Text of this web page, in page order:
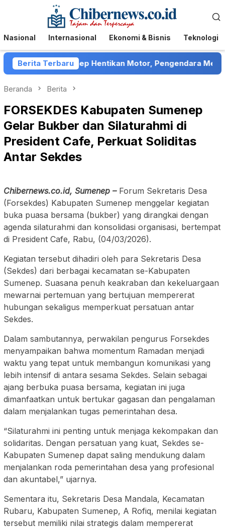
Menu
Mobile
Nasional Internasional Ekonomi & Bisnis Teknologi
Berita Terbaru
di Sumenep Hentikan Motor, Pengendara Mengaku
Beranda Berita
FORSEKDES Kabupaten Sumenep
Gelar Bukber dan Silaturahmi di
President Cafe, Perkuat Soliditas
Antar Sekdes
Chibernews.co.id, Sumenep –Forum Sekretaris Desa
(Forsekdes) Kabupaten Sumenep menggelar kegiatan
buka puasa bersama (bukber) yang dirangkai dengan
agenda silaturahmi dan konsolidasi organisasi, bertempat
di President Cafe, Rabu, (04/03/2026).
Kegiatan tersebut dihadiri oleh para Sekretaris Desa
(Sekdes) dari berbagai kecamatan se-Kabupaten
Sumenep. Suasana penuh keakraban dan kekeluargaan
mewarnai pertemuan yang bertujuan mempererat
hubungan sekaligus memperkuat persatuan antar
Sekdes.
Dalam sambutannya, perwakilan pengurus Forsekdes
menyampaikan bahwa momentum Ramadan menjadi
waktu yang tepat untuk membangun komunikasi yang
lebih intensif di antara sesama Sekdes. Selain sebagai
ajang berbuka puasa bersama, kegiatan ini juga
dimanfaatkan untuk bertukar gagasan dan pengalaman
dalam menjalankan tugas pemerintahan desa.
“Silaturahmi ini penting untuk menjaga kekompakan dan
solidaritas. Dengan persatuan yang kuat, Sekdes se-
Kabupaten Sumenep dapat saling mendukung dalam
menjalankan roda pemerintahan desa yang profesional
dan akuntabel,” ujarnya.
Sementara itu, Sekretaris Desa Mandala, Kecamatan
Rubaru, Kabupaten Sumenep, A Rofiq, menilai kegiatan
tersebut memiliki nilai strategis dalam mempererat